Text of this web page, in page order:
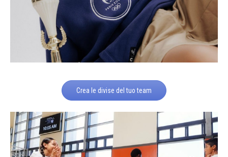
Crea le divise del tuo team